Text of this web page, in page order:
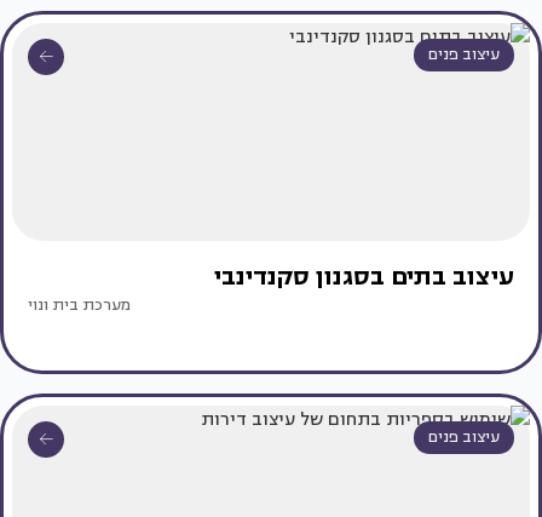
עיצוב פנים
עיצוב בתים בסגנון סקנדינבי
מערכת בית ונוי
עיצוב פנים